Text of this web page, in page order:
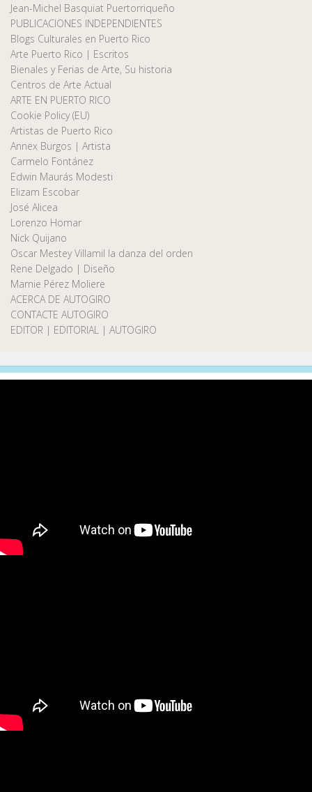
Jean-Michel Basquiat Puertorriqueño
PUBLICACIONES INDEPENDIENTES
Blogs Culturales en Puerto Rico
Arte Puerto Rico | Escritos
Bienales y Ferias de Arte, Su historia
Centros de Arte Actual
ARTE EN PUERTO RICO
Cookie Policy (EU)
Artistas de Puerto Rico
Annex Burgos | Artista
Carmelo Fontánez
Edwin Maurás Modesti
Elizam Escobar
José Alicea
Lorenzo Homar
Nick Quijano
Oscar Mestey Villamil la danza del orden
Rene Delgado | Diseño
Marnie Pérez Moliere
ACERCA DE AUTOGIRO
CONTACTE AUTOGIRO
EDITOR | EDITORIAL | AUTOGIRO